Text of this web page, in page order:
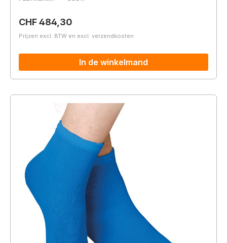
Normale prijs:
CHF 484,30
Prijzen excl. BTW en excl. verzendkosten
In de winkelmand